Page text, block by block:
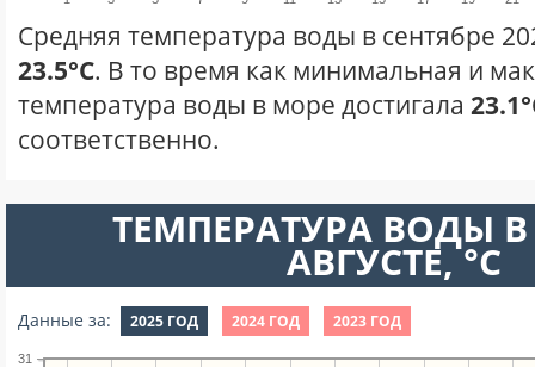
Средняя температура воды в сентябре
23.5°C. В то время как минимальная и
температура воды в море достигала
соответственно.
ТЕМПЕРАТУРА ВОДЫ
АВГУСТЕ, °C
Данные за: 2025 ГОД 2024 ГОД 2023 ГОД
31